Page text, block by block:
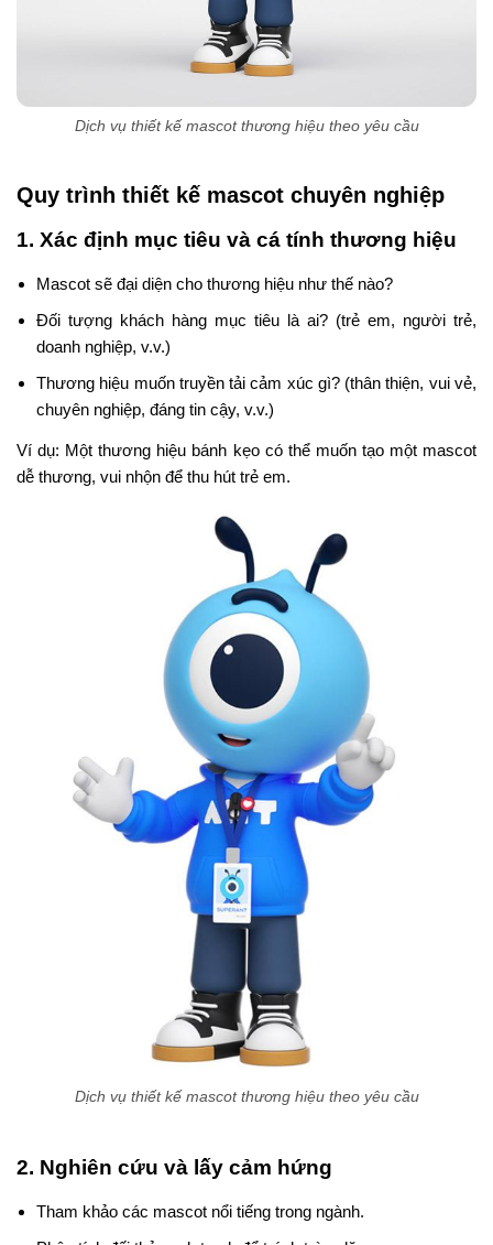
Dịch vụ thiết kế mascot thương hiệu theo yêu cầu
Quy trình thiết kế mascot chuyên nghiệp
1. Xác định mục tiêu và cá tính thương hiệu
Mascot sẽ đại diện cho thương hiệu như thế nào?
Đối tượng khách hàng mục tiêu là ai? (trẻ em, người trẻ,
doanh nghiệp, v.v.)
Thương hiệu muốn truyền tải cảm xúc gì? (thân thiện, vui vẻ,
chuyên nghiệp, đáng tin cậy, v.v.)
Ví dụ: Một thương hiệu bánh kẹo có thể muốn tạo một mascot
dễ thương, vui nhộn để thu hút trẻ em.
Dịch vụ thiết kế mascot thương hiệu theo yêu cầu
2. Nghiên cứu và lấy cảm hứng
Tham khảo các mascot nổi tiếng trong ngành.